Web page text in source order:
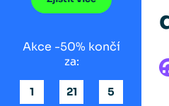
Akce -50% končí
za:
1 21 5